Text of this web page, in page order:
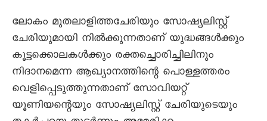
ലോകം മുതലാളിത്തചേരിയും സോഷ്യലിസ്റ്റ്
ചേരിയുമായി നിൽക്കുന്നതാണ് യുദ്ധങ്ങൾക്കും
കൂട്ടക്കൊലകൾക്കും രക്തച്ചൊരിച്ചിലിനും
നിദാനമെന്ന ആഖ്യാനത്തിന്റെ പൊള്ളത്തരം
വെളിപ്പെടുത്തുന്നതാണ് സോവിയറ്റ്
യൂണിയന്റെയും സോഷ്യലിസ്റ്റ് ചേരിയുടെയും